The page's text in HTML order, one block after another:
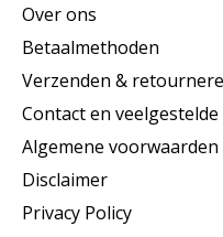
Over ons
Betaalmethoden
Verzenden &
Contact en
Algemene voorwaarden
Disclaimer
Privacy Policy